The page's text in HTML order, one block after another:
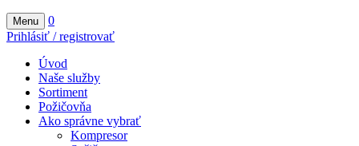
Menu
0
Prihlásiť / registrovať
Úvod
Naše služby
Sortiment
Požičovňa
Ako správne vybrať
Kompresor